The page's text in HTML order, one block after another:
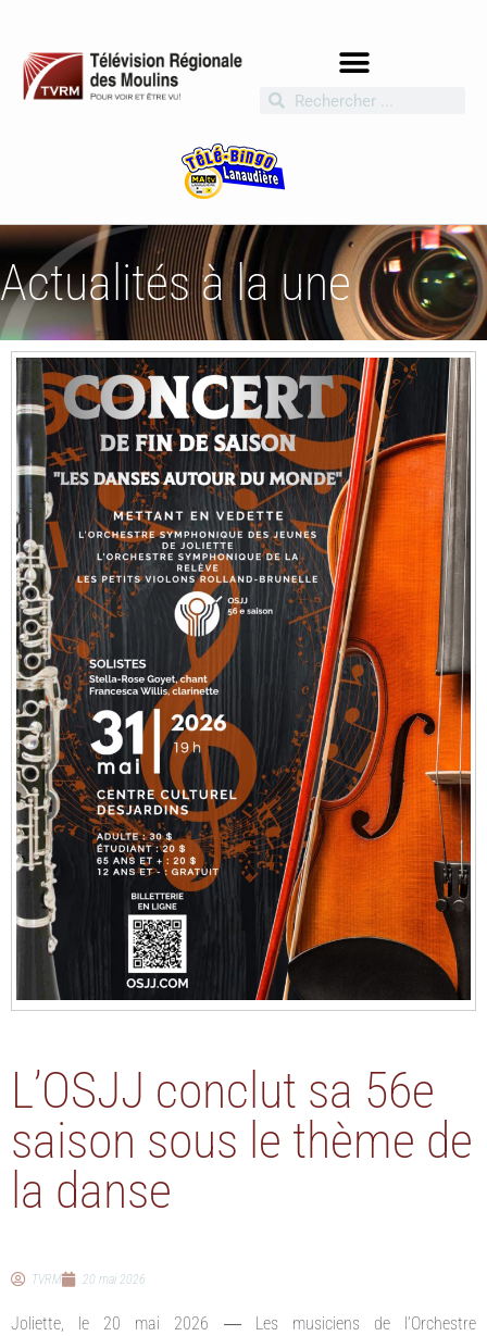
Actualités à la une
L’OSJJ conclut sa 56e
saison sous le thème de
la danse
TVRM 20 mai 2026
Joliette, le 20 mai 2026 ― Les musiciens de l’Orchestre